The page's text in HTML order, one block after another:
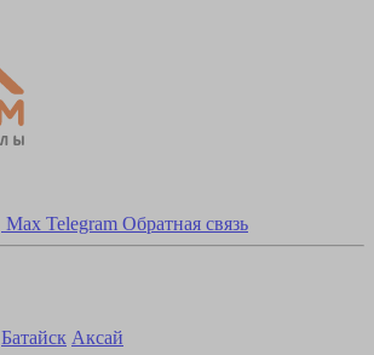
Max Telegram Обратная связь
Батайск Аксай